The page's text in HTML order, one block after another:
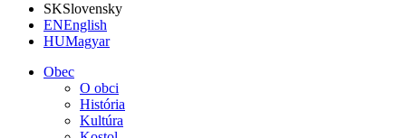
SKSlovensky
ENEnglish
HUMagyar
Obec
O obci
História
Kultúra